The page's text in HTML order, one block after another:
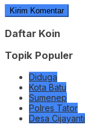
Daftar Koin
Topik Populer
Diduga
Kota Batu
Sumenep
Polres Tator
Desa Cijayanti